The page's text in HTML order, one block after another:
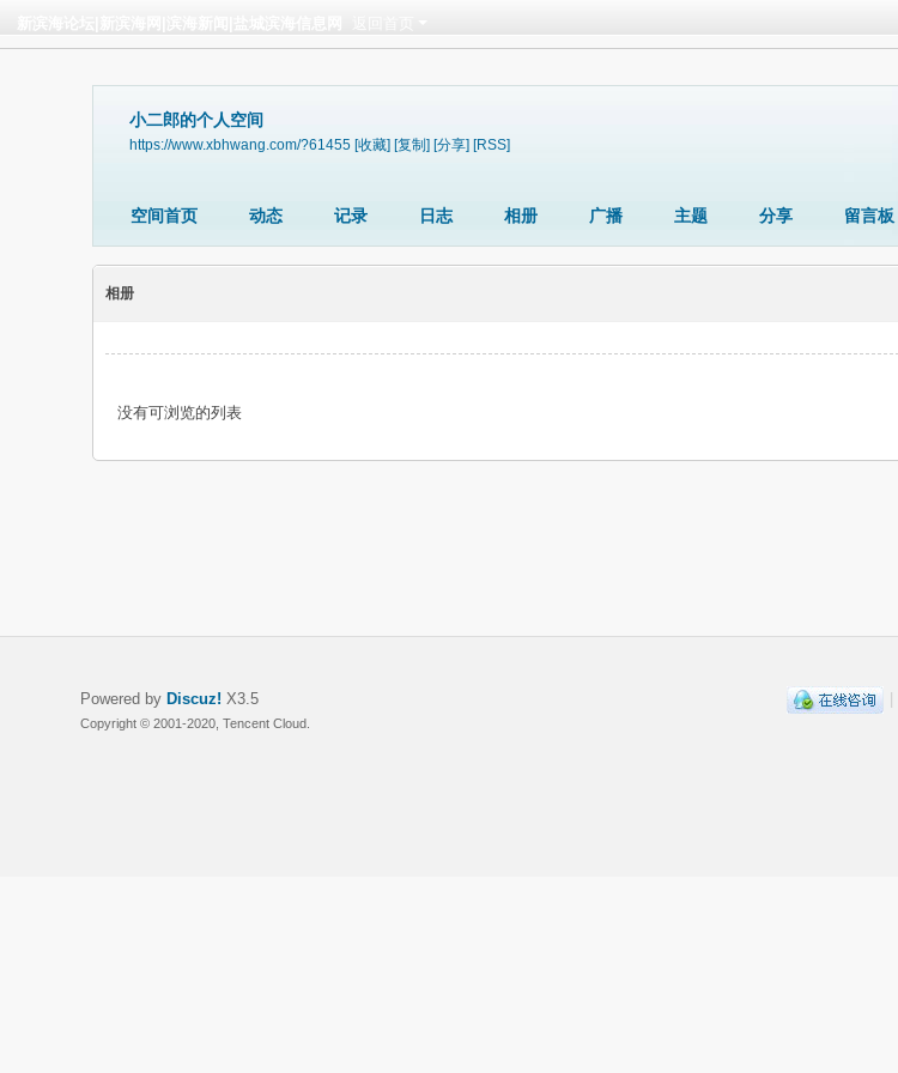
小二郎的个人空间
https://www.xbhwang.com/?61455 [收藏] [复制] [分享] [RSS]
空间首页 动态 记录 日志 相册 广播 主题 分享 留言板
相册
没有可浏览的列表
Powered by Discuz! X3.5
Copyright © 2001-2020, Tencent Cloud.